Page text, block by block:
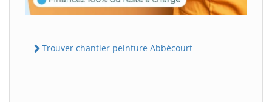
Trouver chantier peinture Abbécourt